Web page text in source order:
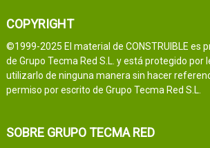
COPYRIGHT
©1999-2025 El material de CONSTRUIBLE es
de Grupo Tecma Red S.L. y está protegido por
utilizarlo de ninguna manera sin hacer
permiso por escrito de Grupo Tecma Red S.L.
SOBRE GRUPO TECMA RED